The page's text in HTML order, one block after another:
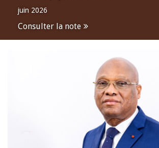
juin 2026
Consulter la note